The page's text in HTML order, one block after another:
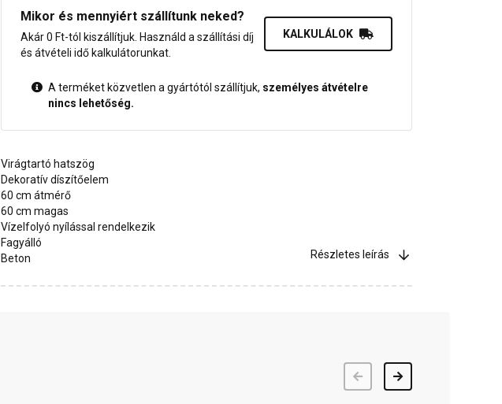
Mikor és mennyiért szállítunk neked?
Akár 0 Ft-tól kiszállítjuk. Használd a szállítási díj
és átvételi idő kalkulátorunkat.
KALKULÁLOK
A terméket közvetlen a gyártótól szállítjuk, személyes átvételre
nincs lehetőség.
Virágtartó hatszög
Dekoratív díszítőelem
60 cm átmérő
60 cm magas
Vízelfolyó nyílással rendelkezik
Fagyálló
Beton
Részletes leírás